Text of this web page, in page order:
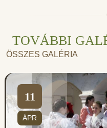
TOVÁBBI
ÖSSZES GALÉRIA
11
ÁPR